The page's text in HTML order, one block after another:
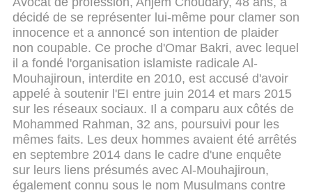
décidé de se représenter lui-même pour clamer son
innocence et a annoncé son intention de plaider
non coupable. Ce proche d'Omar Bakri, avec lequel
il a fondé l'organisation islamiste radicale Al-
Mouhajiroun, interdite en 2010, est accusé d'avoir
appelé à soutenir l'EI entre juin 2014 et mars 2015
sur les réseaux sociaux. Il a comparu aux côtés de
Mohammed Rahman, 32 ans, poursuivi pour les
mêmes faits. Les deux hommes avaient été arrêtés
en septembre 2014 dans le cadre d'une enquête
sur leurs liens présumés avec Al-Mouhajiroun,
également connu sous le nom Musulmans contre